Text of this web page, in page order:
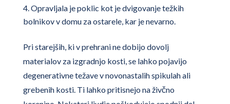
Opravljala je poklic kot je dvigovanje težkih
bolnikov v domu za ostarele, kar je nevarno.
Pri starejših, ki v prehrani ne dobijo dovolj
materialov za izgradnjo kosti, se lahko pojavijo
degenerativne težave v novonastalih spikulah ali
grebenih kosti. Ti lahko pritisnejo na živčno